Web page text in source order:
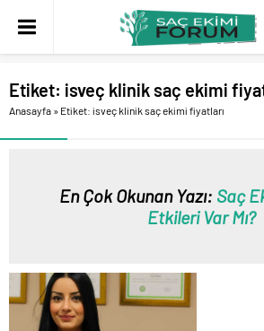
Etiket: isveç klinik saç ekimi
Anasayfa » Etiket: isveç klinik saç ekimi fiyatları
En Çok Okunan Yazı: Saç
Etkileri Var Mı?